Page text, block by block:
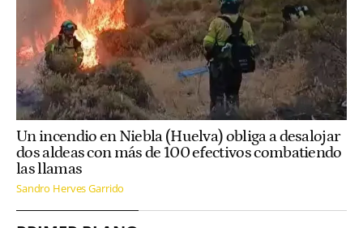
Un incendio en Niebla (Huelva) obliga a desalojar
dos aldeas con más de 100 efectivos combatiendo
las llamas
Sandro Herves Garrido